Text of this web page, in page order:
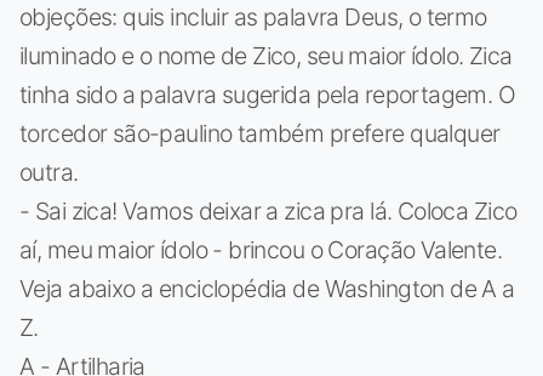
objeções: quis incluir as palavra Deus, o termo
iluminado e o nome de Zico, seu maior ídolo. Zica
tinha sido a palavra sugerida pela reportagem. O
torcedor são-paulino também prefere qualquer
outra.
- Sai zica! Vamos deixar a zica pra lá. Coloca Zico
aí, meu maior ídolo - brincou o Coração Valente.
Veja abaixo a enciclopédia de Washington de A a
Z.
A - Artilharia